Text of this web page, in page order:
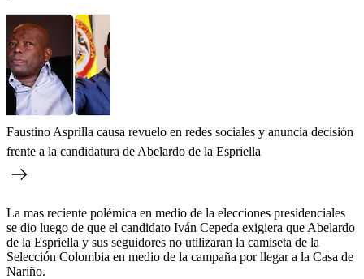
Faustino Asprilla causa revuelo en redes sociales y anuncia decisión
frente a la candidatura de Abelardo de la Espriella
La mas reciente polémica en medio de la elecciones presidenciales
se dio luego de que el candidato Iván Cepeda exigiera que Abelardo
de la Espriella y sus seguidores no utilizaran la camiseta de la
Selección Colombia en medio de la campaña por llegar a la Casa de
Nariño.